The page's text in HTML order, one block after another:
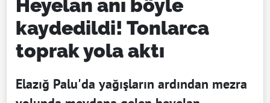
Heyelan anı böyle
kaydedildi! Tonlarca
toprak yola aktı
Elazığ Palu'da yağışların ardından mezra